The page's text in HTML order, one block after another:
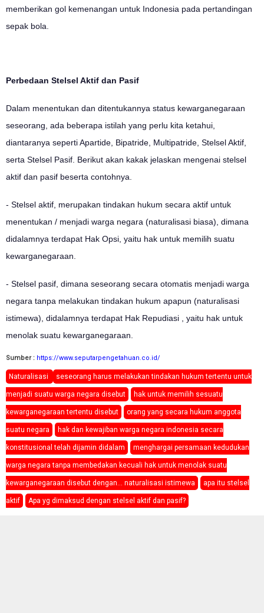
memberikan gol kemenangan untuk Indonesia pada pertandingan
sepak bola.
Perbedaan Stelsel Aktif dan Pasif
Dalam menentukan dan ditentukannya status kewarganegaraan
seseorang, ada beberapa istilah yang perlu kita ketahui,
diantaranya seperti Apartide, Bipatride, Multipatride, Stelsel Aktif,
serta Stelsel Pasif. Berikut akan kakak jelaskan mengenai stelsel
aktif dan pasif beserta contohnya.
- Stelsel aktif, merupakan tindakan hukum secara aktif untuk
menentukan / menjadi warga negara (naturalisasi biasa), dimana
didalamnya terdapat Hak Opsi, yaitu hak untuk memilih suatu
kewarganegaraan.
- Stelsel pasif, dimana seseorang secara otomatis menjadi warga
negara tanpa melakukan tindakan hukum apapun (naturalisasi
istimewa), didalamnya terdapat Hak Repudiasi , yaitu hak untuk
menolak suatu kewarganegaraan.
Sumber : https://www.seputarpengetahuan.co.id/
Naturalisasi seseorang harus melakukan tindakan hukum tertentu untuk
menjadi suatu warga negara disebut hak untuk memilih sesuatu
kewarganegaraan tertentu disebut orang yang secara hukum anggota
suatu negara hak dan kewajiban warga negara indonesia secara
konstitusional telah dijamin didalam menghargai persamaan kedudukan
warga negara tanpa membedakan kecuali hak untuk menolak suatu
kewarganegaraan disebut dengan… naturalisasi istimewa apa itu stelsel
aktif Apa yg dimaksud dengan stelsel aktif dan pasif?